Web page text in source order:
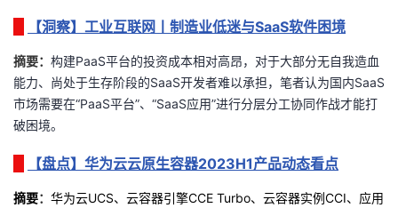
藏
【洞察】工业互联网丨制造业低迷与SaaS软件困境
摘要： 构建PaaS平台的投资成本相对高昂，对于大部分无自我造血
能力、尚处于生存阶段的SaaS开发者难以承担，笔者认为国内SaaS
市场需要在“PaaS平台”、“SaaS应用”进行分层分工协同作战才能打
破困境。
【盘点】华为云云原生容器2023H1产品动态看点
摘要： 华为云UCS、云容器引擎CCE Turbo、云容器实例CCI、应用